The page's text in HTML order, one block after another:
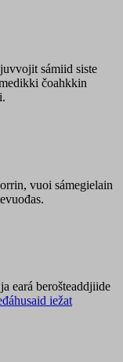
sámiid siste
čoahkkin
vuoi sámegielain
eará berošteaddjiide
iežat